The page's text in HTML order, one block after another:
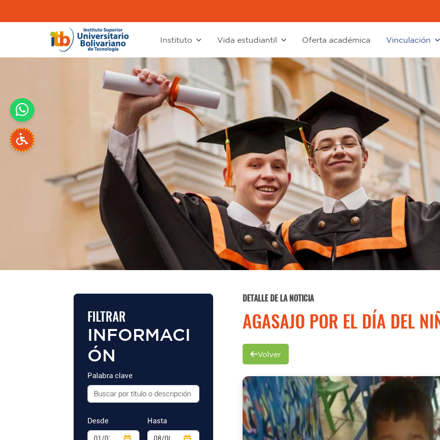
Instituto Vida estudiantil Oferta académica Vinculación
FILTRAR
INFORMACI
ÓN
Palabra clave
Desde Hasta
DETALLE DE LA NOTICIA
AGASAJO POR EL DÍA DEL
Volver